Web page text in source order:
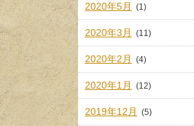
2020年5月 (1)
2020年3月 (11)
2020年2月 (4)
2020年1月 (12)
2019年12月 (5)